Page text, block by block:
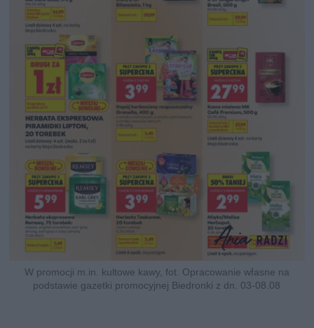
W promocji m.in. kultowe kawy, fot. Opracowanie własne na
podstawie gazetki promocyjnej Biedronki z dn. 03-08.08